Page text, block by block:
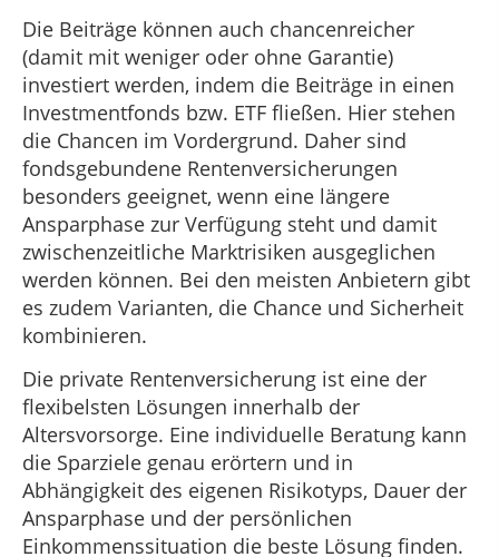
Die Beiträge können auch chancenreicher
(damit mit weniger oder ohne Garantie)
investiert werden, indem die Beiträge in einen
Investmentfonds bzw. ETF fließen. Hier stehen
die Chancen im Vordergrund. Daher sind
fondsgebundene Rentenversicherungen
besonders geeignet, wenn eine längere
Ansparphase zur Verfügung steht und damit
zwischenzeitliche Marktrisiken ausgeglichen
werden können. Bei den meisten Anbietern gibt
es zudem Varianten, die Chance und Sicherheit
kombinieren.
Die private Rentenversicherung ist eine der
flexibelsten Lösungen innerhalb der
Altersvorsorge. Eine individuelle Beratung kann
die Sparziele genau erörtern und in
Abhängigkeit des eigenen Risikotyps, Dauer der
Ansparphase und der persönlichen
Einkommenssituation die beste Lösung finden.